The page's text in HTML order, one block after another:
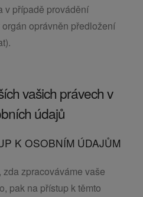
v případě provádění
oprávněn předložení
vašich právech v
údajů
K OSOBNÍM ÚDAJŮM
zpracováváme vaše
pak na přístup k těmto